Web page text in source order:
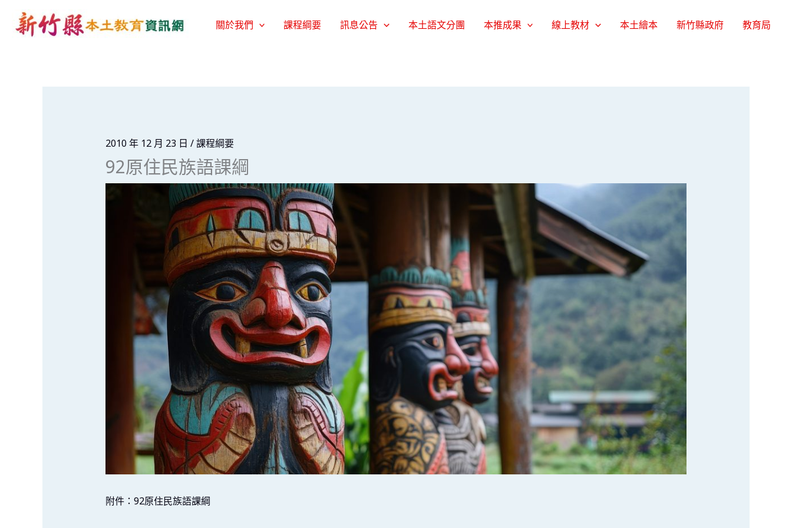
關於我們 課程綱要 訊息公告 本土語文分團 本推成果 線上教材 本土繪本 新竹縣政府 教育局
2010 年 12 月 23 日 /課程綱要
92原住民族語課綱
附件：92原住民族語課綱